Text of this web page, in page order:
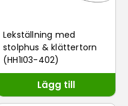
Lekställning med
stolphus & klättertorn
(HH1I03-402)
Lägg till